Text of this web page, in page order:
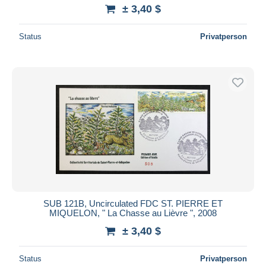
± 3,40 $
Status Privatperson
SUB 121B, Uncirculated FDC ST. PIERRE ET
MIQUELON, " La Chasse au Lièvre ", 2008
± 3,40 $
Status Privatperson